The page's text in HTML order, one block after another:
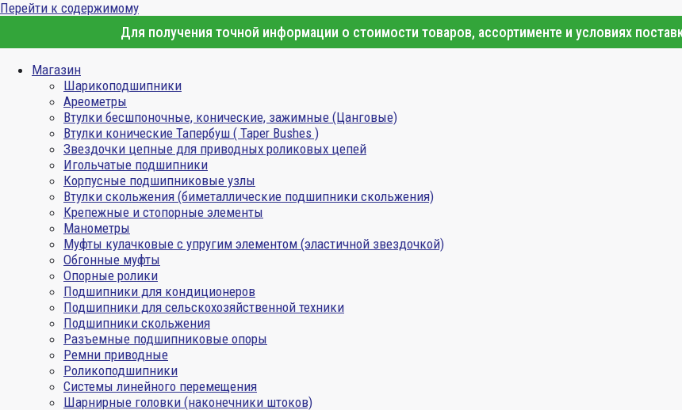
Перейти к содержимому
Для получения точной информации о стоимости товаров, ассортименте и условиях
Магазин
Шарикоподшипники
Ареометры
Втулки бесшпоночные, конические, зажимные (Цанговые)
Втулки конические Тапербуш ( Taper Bushes )
Звездочки цепные для приводных роликовых цепей
Игольчатые подшипники
Корпусные подшипниковые узлы
Втулки скольжения (биметаллические подшипники скольжения)
Крепежные и стопорные элементы
Манометры
Муфты кулачковые с упругим элементом (эластичной звездочкой)
Обгонные муфты
Опорные ролики
Подшипники для кондиционеров
Подшипники для сельскохозяйственной техники
Подшипники скольжения
Разъемные подшипниковые опоры
Ремни приводные
Роликоподшипники
Системы линейного перемещения
Шарнирные головки (наконечники штоков)